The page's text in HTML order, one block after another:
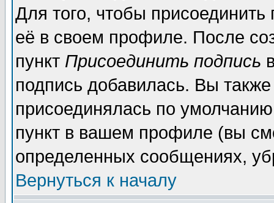
Для того, чтобы
её в своем профиле. После
пункт Присоединить подпись
подпись добавилась. Вы
присоединялась по
пункт в вашем профиле (вы
определенных сообщениях,
Вернуться к началу